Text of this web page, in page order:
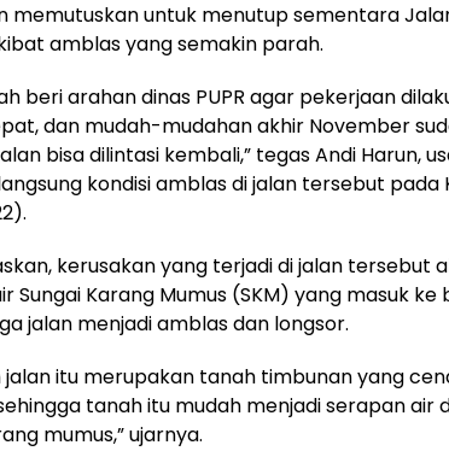
memutuskan untuk menutup sementara
amblas yang semakin parah.
beri arahan dinas PUPR agar pekerjaan
dan mudah-mudahan akhir November
bisa dilintasi kembali,” tegas Andi Harun,
kondisi amblas di jalan tersebut pada
kerusakan yang terjadi di jalan tersebut
Sungai Karang Mumus (SKM) yang masuk ke
jalan menjadi amblas dan longsor.
jalan itu merupakan tanah timbunan yang
tanah itu mudah menjadi serapan air
mumus,” ujarnya.